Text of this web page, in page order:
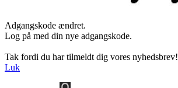
Adgangskode ændret.
Log på med din nye adgangskode.
Tak fordi du har tilmeldt dig vores nyhedsbrev!
Luk